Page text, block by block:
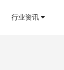
行业资讯